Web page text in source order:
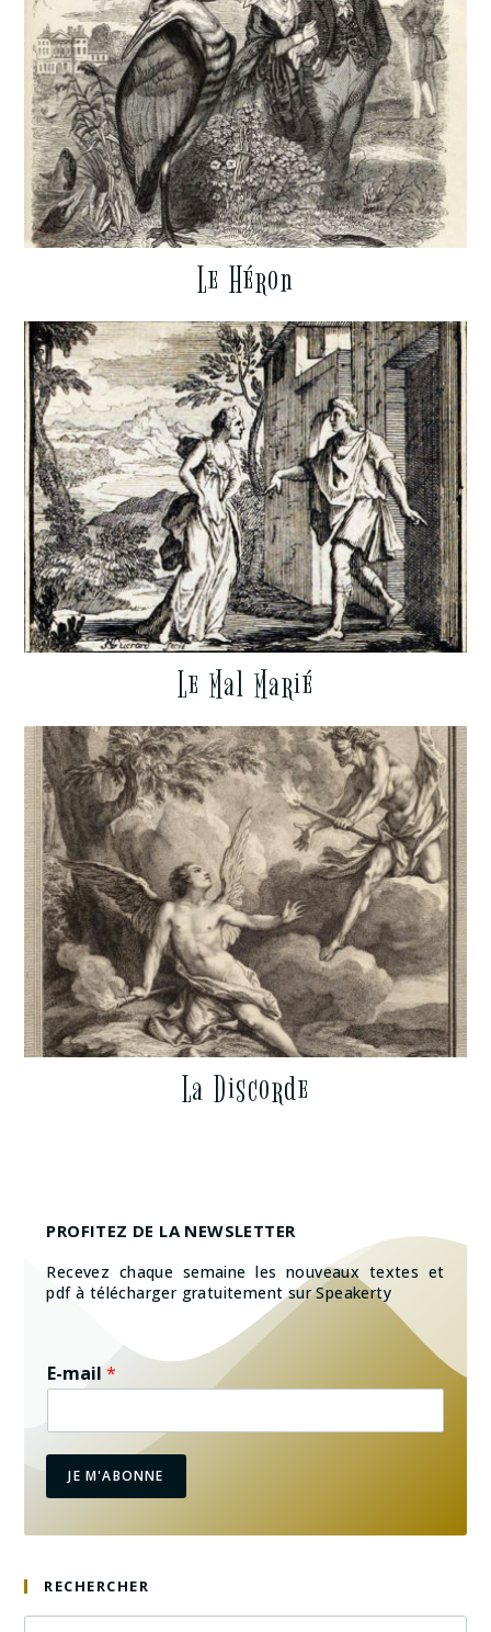
Le Héron
Le Mal Marié
La Discorde
PROFITEZ DE LA NEWSLETTER
Recevez chaque semaine les nouveaux textes et
pdf à télécharger gratuitement sur Speakerty
E-mail*
JE M'ABONNE
RECHERCHER